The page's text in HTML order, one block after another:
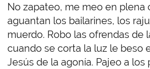
No zapateo, me meo en plena
aguantan los bailarines, los
muerdo. Robo las ofrendas de
cuando se corta la luz le beso
Jesús de la agonía. Pajeo a los